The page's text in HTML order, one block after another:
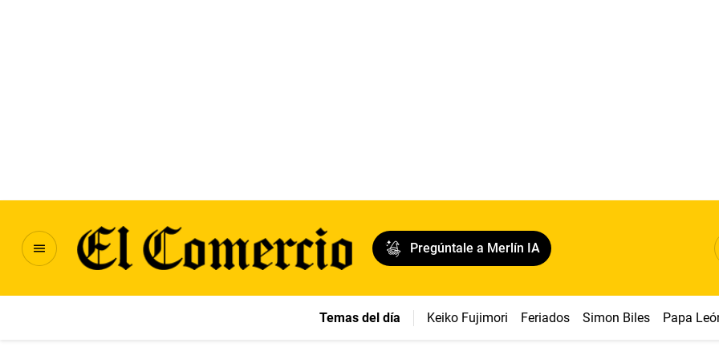
Pregúntale a Merlín IA
Temas del día Keiko Fujimori Feriados Simon Biles Papa